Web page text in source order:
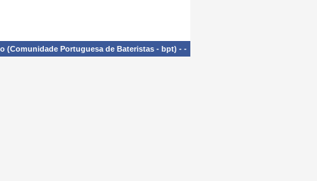
(Comunidade Portuguesa de Bateristas - bpt) - -